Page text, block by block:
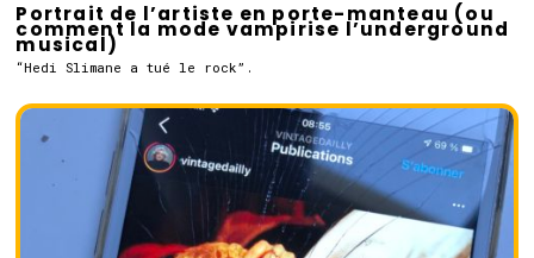
Portrait de l’artiste en porte-manteau (ou
comment la mode vampirise l’underground
musical)
“Hedi Slimane a tué le rock”.